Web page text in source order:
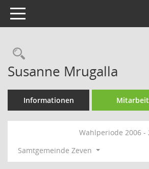
Toggle navigation
Rechercheauswahl
Susanne Mrugalla
Informationen Mitarbeit
Wahlperiode 2006 -
Samtgemeinde Zeven